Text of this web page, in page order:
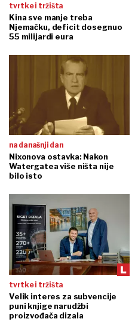
tvrtke i tržišta
Kina sve manje treba
Njemačku, deficit dosegnuo
55 milijardi eura
na današnji dan
Nixonova ostavka: Nakon
Watergatea više ništa nije
bilo isto
tvrtke i tržišta
Velik interes za subvencije
puni knjige narudžbi
proizvođača dizala